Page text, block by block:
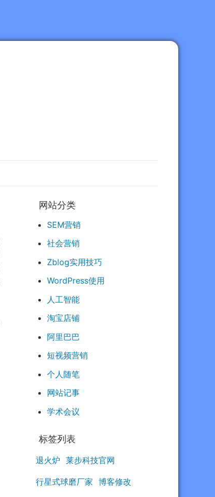
网站分类
SEM营销
社会营销
Zblog实用技巧
WordPress使用
人工智能
淘宝店铺
阿里巴巴
短视频营销
个人随笔
网站记事
学术会议
标签列表
退火炉 莱步科技官网
行星式球磨厂家 博客修改